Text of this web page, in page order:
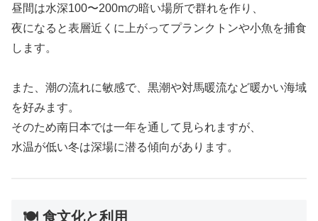
昼間は水深100〜200mの暗い場所で群れを作り、
夜になると表層近くに上がってプランクトンや小魚を捕食
します。
また、潮の流れに敏感で、黒潮や対馬暖流など暖かい海域
を好みます。
そのため南日本では一年を通して見られますが、
水温が低い冬は深場に潜る傾向があります。
🍽️ 食文化と利用